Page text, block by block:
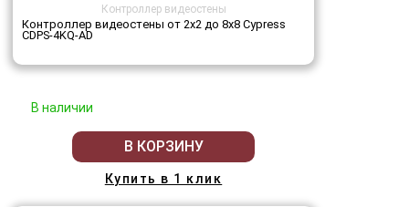
Контроллер видеостены
Контроллер видеостены от 2х2 до 8х8 Cypress
CDPS-4KQ-AD
В наличии
В КОРЗИНУ
Купить в 1 клик